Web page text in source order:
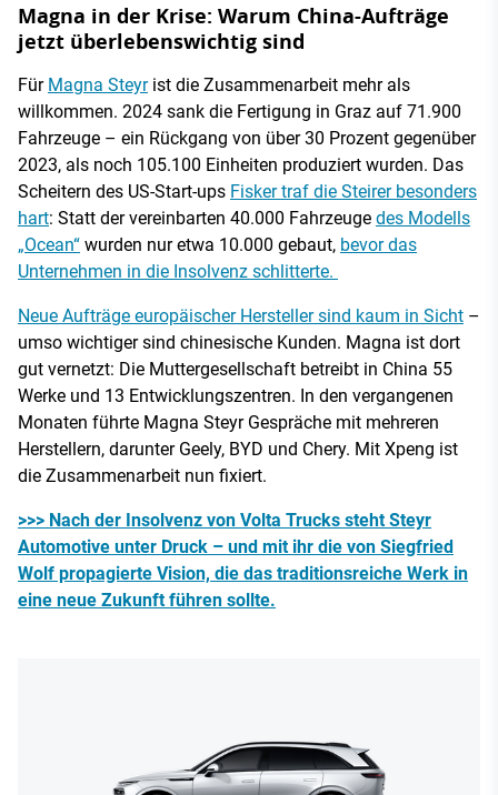
Magna in der Krise: Warum China-Aufträge
jetzt überlebenswichtig sind
Für Magna Steyrist die Zusammenarbeit mehr als
willkommen. 2024 sank die Fertigung in Graz auf 71.900
Fahrzeuge – ein Rückgang von über 30 Prozent gegenüber
2023, als noch 105.100 Einheiten produziert wurden. Das
Scheitern des US-Start-ups Fisker traf die Steirer besonders
hart: Statt der vereinbarten 40.000 Fahrzeuge des Modells
„Ocean“ wurden nur etwa 10.000 gebaut, bevor das
Unternehmen in die Insolvenz schlitterte.
Neue Aufträge europäischer Hersteller sind kaum in Sicht –
umso wichtiger sind chinesische Kunden. Magna ist dort
gut vernetzt: Die Muttergesellschaft betreibt in China 55
Werke und 13 Entwicklungszentren. In den vergangenen
Monaten führte Magna Steyr Gespräche mit mehreren
Herstellern, darunter Geely, BYD und Chery. Mit Xpeng ist
die Zusammenarbeit nun fixiert.
>>> Nach der Insolvenz von Volta Trucks steht Steyr
Automotive unter Druck – und mit ihr die von Siegfried
Wolf propagierte Vision, die das traditionsreiche Werk in
eine neue Zukunft führen sollte.